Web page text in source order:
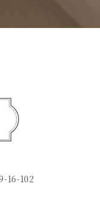
16-102